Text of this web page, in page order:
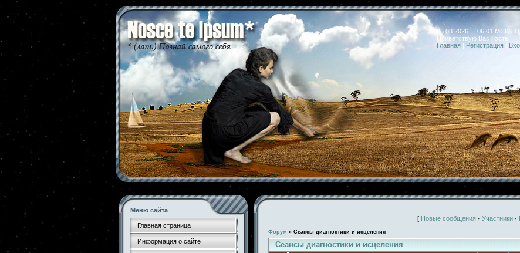
06.08.2026 06:01 МСК/
Приветствую Вас Гость
Главная | Регистрация |
Меню сайта
Главная страница
Информация о сайте
[ Новые сообщения · Участники ·
Форум » Сеансы диагностики и исцеления
Сеансы диагностики и исцеления